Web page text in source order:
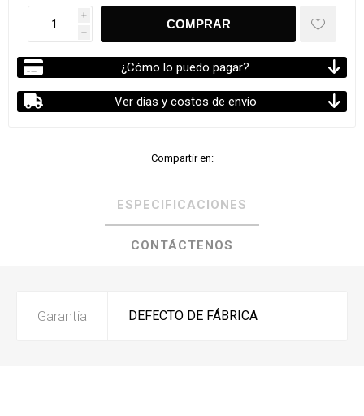
i
h
¿Cómo lo puedo pagar?
Ver días y costos de envío
Compartir en:
ESPECIFICACIONES
CONTÁCTENOS
Garantia DEFECTO DE FÁBRICA